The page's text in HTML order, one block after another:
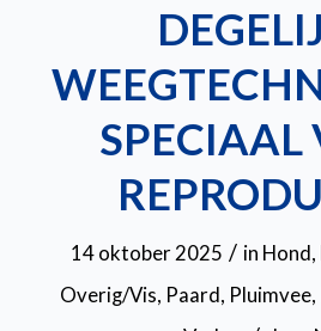
SPECIAAL
14 oktober 2025 / in Hond,
Overig/Vis, Paard, Pluimvee,